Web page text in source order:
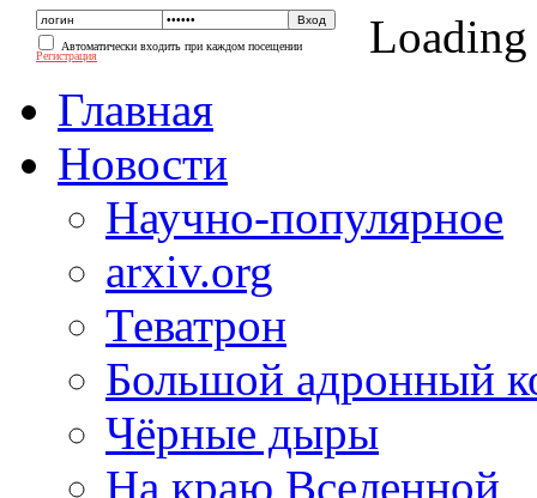
Автоматически входить при каждом посещении
Регистрация
Loading
Главная
Новости
Научно-популярное
arxiv.org
Теватрон
Большой адронный
Чёрные дыры
На краю Вселенной